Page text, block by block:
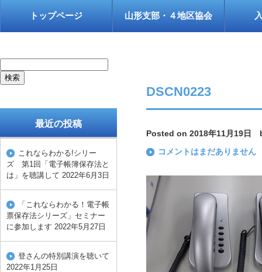
トップページ 山形支部・４地区協会
索:
最近の投稿
これならわかる!シリー
ズ 第1回「電子帳簿保存法と
は」を聴講して 2022年6月3日
「これならわかる！電子帳
票保存法シリーズ」セミナー
に参加します 2022年5月27日
登さんの特別講演を聴いて
2022年1月25日
DSCN0223
Posted on 2018年11月19日
コメントはまだありません